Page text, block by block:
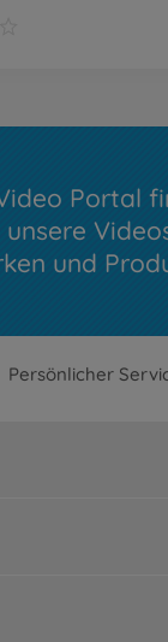
Portal
unsere
und
Hersteller
Persönlicher ab
Schnelle